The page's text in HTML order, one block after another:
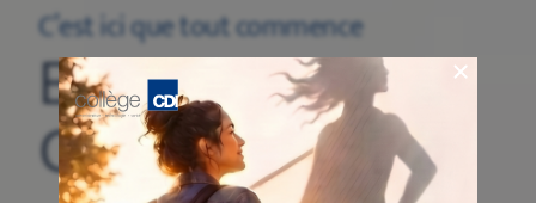
C’est ici que tout commence
Bienvenue au
Collège CDI